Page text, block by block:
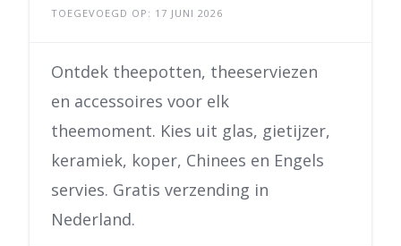
TOEGEVOEGD OP: 17 JUNI 2026
Ontdek theepotten, theeserviezen
en accessoires voor elk
theemoment. Kies uit glas, gietijzer,
keramiek, koper, Chinees en Engels
servies. Gratis verzending in
Nederland.